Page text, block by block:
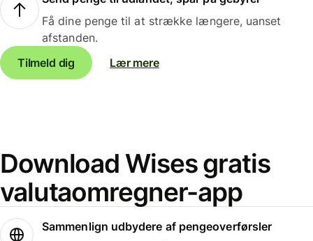
Få dine penge til at strække længere, uanset
afstanden.
Tilmeld dig
Lær mere
Download Wises gratis
valutaomregner-app
Sammenlign udbydere af pengeoverførsler